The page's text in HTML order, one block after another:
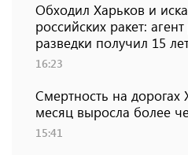
Обходил Харьков и
российских ракет:
разведки получил 15
16:23
Смертность на
месяц выросла более
15:41